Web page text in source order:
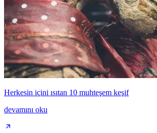
Herkesin içini ısıtan 10 muhteşem keşif
devamını oku